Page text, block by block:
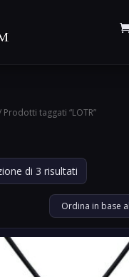
Prodotti taggati “LOTR”
di 3 risultatiOrdina
in
base
al
più